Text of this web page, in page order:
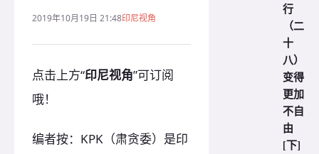
2019年10月19日 21:48印尼视角
点击上方“印尼视角”可订阅
哦！
编者按：KPK（肃贪委）是印
行
（二
十
八）
变得
更加
不自
由
[下]